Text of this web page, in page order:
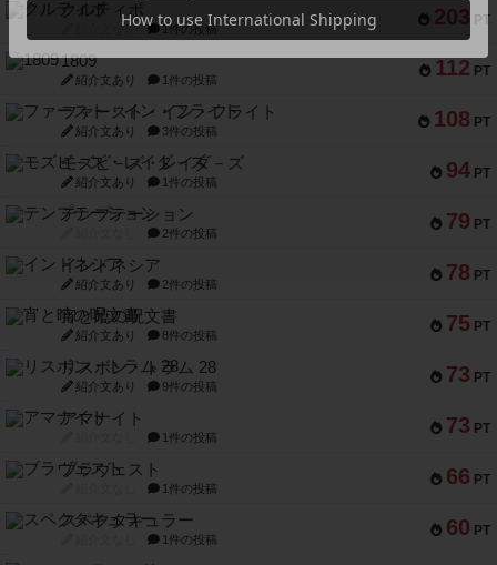
203 PT
クルティボ
紹介文なし 1件の投稿
112 PT
1809
紹介文あり 1件の投稿
108 PT
ファースト・イン・フライト
紹介文あり 3件の投稿
94 PT
モズビ－ズ・レイダ－ズ
紹介文あり 1件の投稿
79 PT
テンプテーション
2件の投稿
78 PT
インドネシア
紹介文あり 2件の投稿
75 PT
宵と暁の呪文書
紹介文あり 8件の投稿
73 PT
リスボン・トラム 28
紹介文あり 9件の投稿
73 PT
アマナイト
1件の投稿
66 PT
ブラヴェスト
1件の投稿
60 PT
スペクタキュラー
1件の投稿